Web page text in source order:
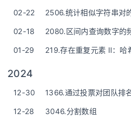
02-22
2506.统计相似字符串对
02-18
2080.区间内查询数字的
01-29
219.存在重复元素 II：哈
2024
12-30
1366.通过投票对团队排
12-28
3046.分割数组